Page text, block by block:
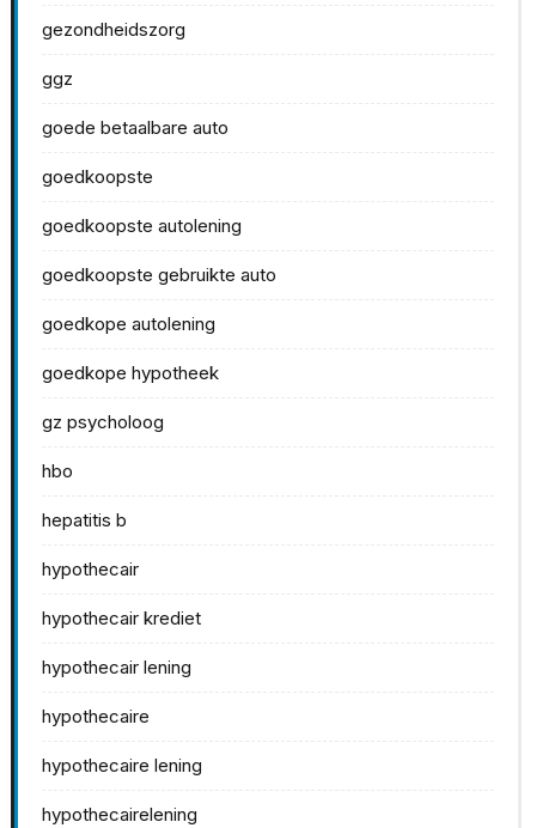
gezondheidszorg
ggz
goede betaalbare auto
goedkoopste
goedkoopste autolening
goedkoopste gebruikte auto
goedkope autolening
goedkope hypotheek
gz psycholoog
hbo
hepatitis b
hypothecair
hypothecair krediet
hypothecair lening
hypothecaire
hypothecaire lening
hypothecairelening